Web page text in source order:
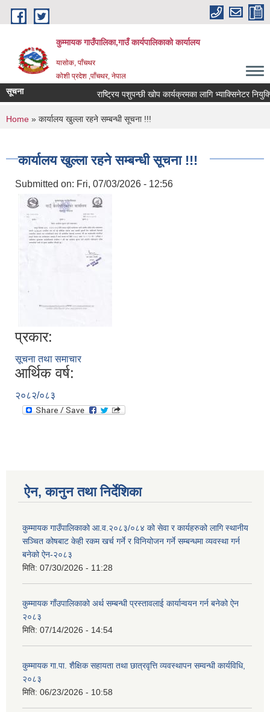
Skip to main content
कुम्मायक गाउँपालिका,गाउँ कार्यपालिकाको कार्यालय
यासोक, पाँचथर
कोशी प्रदेश ,पाँचथर, नेपाल
सूचना राष्ट्रिय पशुपन्छी खोप कार्यक्रमका लागि भ्याक्सिनेटर
You are here
Home » कार्यालय खुल्ला रहने सम्बन्धी सूचना !!!
कार्यालय खुल्ला रहने सम्बन्धी सूचना !!!
Submitted on: Fri, 07/03/2026 - 12:56
प्रकार:
सूचना तथा समाचार
आर्थिक वर्ष:
२०८२/०८३
ऐन, कानुन तथा निर्देशिका
कुम्मायक गाउँपालिकाको आ.व.२०८३/०८४ को सेवा र कार्यहरुको लागि स्थानीय
सञ्चित कोषबाट केही रकम खर्च गर्ने र विनियोजन गर्ने सम्बन्धमा व्यवस्था गर्न
बनेको ऐन-२०८३
मिति: 07/30/2026 - 11:28
कुम्मायक गाँउपालिकाको अर्थ सम्बन्धी प्रस्तावलाई कार्यान्वयन गर्न बनेको ऐन
२०८३
मिति: 07/14/2026 - 14:54
कुम्मायक गा.पा. शैक्षिक सहायता तथा छात्रवृत्ति व्यवस्थापन सम्वन्धी कार्यविधि,
२०८३
मिति: 06/23/2026 - 10:58